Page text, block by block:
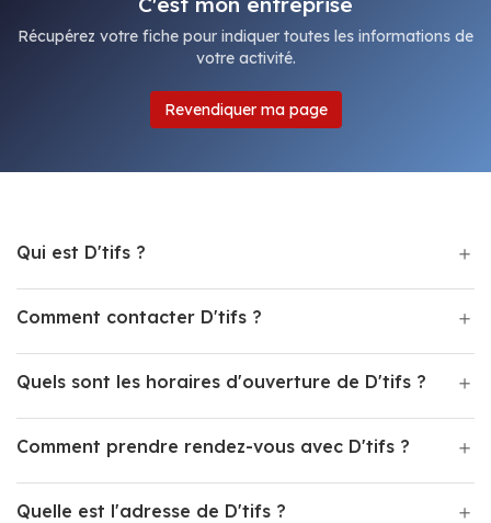
Récupérez votre fiche pour indiquer toutes les informations de
votre activité.
Revendiquer ma page
Qui est D'tifs ?
Comment contacter D'tifs ?
Quels sont les horaires d'ouverture de D'tifs ?
Comment prendre rendez-vous avec D'tifs ?
Quelle est l'adresse de D'tifs ?